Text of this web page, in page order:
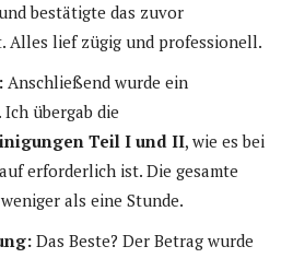
bestätigte das zuvor
Alles lief zügig und professionell.
Anschließend wurde ein
übergab die
Teil I und II, wie es bei
erforderlich ist. Die gesamte
als eine Stunde.
Das Beste? Der Betrag wurde